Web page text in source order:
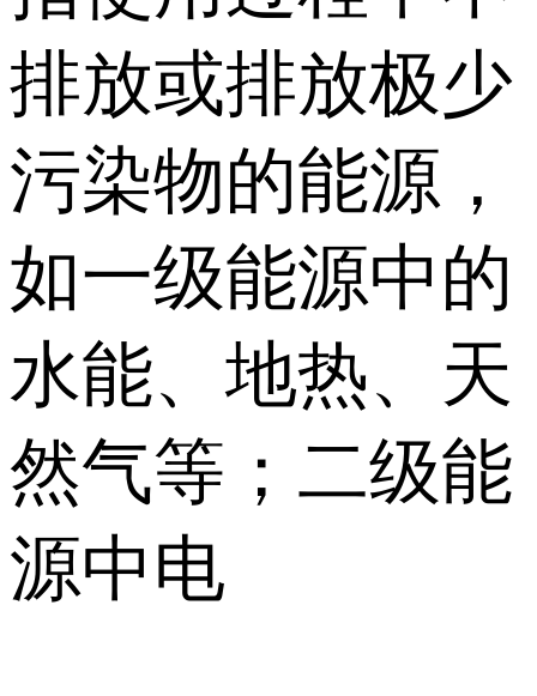
排放或排放极少
污染物的能源，
如一级能源中的
水能、地热、天
然气等；二级能
源中电